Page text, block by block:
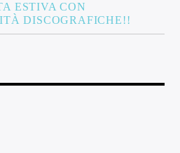
ESTIVA CON
DISCOGRAFICHE!!